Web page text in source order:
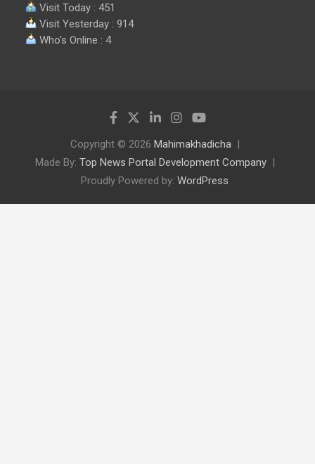
Visit Today : 451
Visit Yesterday : 914
Who's Online : 4
Copyright © 2026 Mahimakhadicha
Made By: Top News Portal Development Company
Proudly Powered by: WordPress